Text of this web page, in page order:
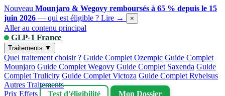
Nouveau Mounjaro & Wegovy remboursés à 65 % depuis le 15
juin 2026 — qui est éligible ? Lire → ×
Aller au contenu principal
GLP-1 France
Traitements ▼
Quel traitement choisir ? Guide Complet Ozempic Guide Complet
Mounjaro Guide Complet Wegovy Guide Complet Saxenda Guide
Complet Trulicity Guide Complet Victoza Guide Complet Rybelsus
Autres Traitements
Prix Effets Test d'éligibilité Mon Dossier